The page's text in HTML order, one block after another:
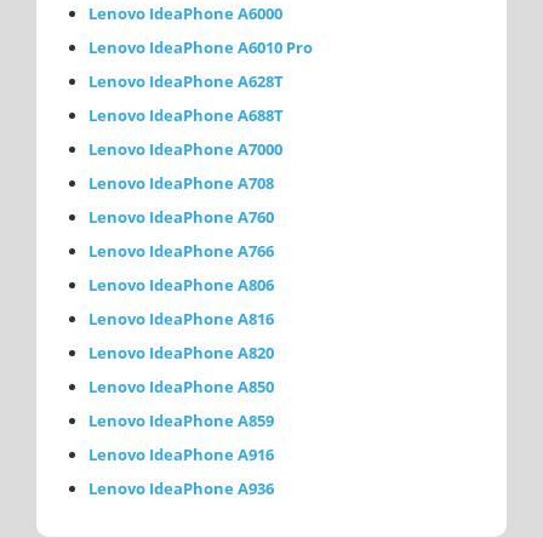
Lenovo IdeaPhone A6000
Lenovo IdeaPhone A6010 Pro
Lenovo IdeaPhone A628T
Lenovo IdeaPhone A688T
Lenovo IdeaPhone A7000
Lenovo IdeaPhone A708
Lenovo IdeaPhone A760
Lenovo IdeaPhone A766
Lenovo IdeaPhone A806
Lenovo IdeaPhone A816
Lenovo IdeaPhone A820
Lenovo IdeaPhone A850
Lenovo IdeaPhone A859
Lenovo IdeaPhone A916
Lenovo IdeaPhone A936